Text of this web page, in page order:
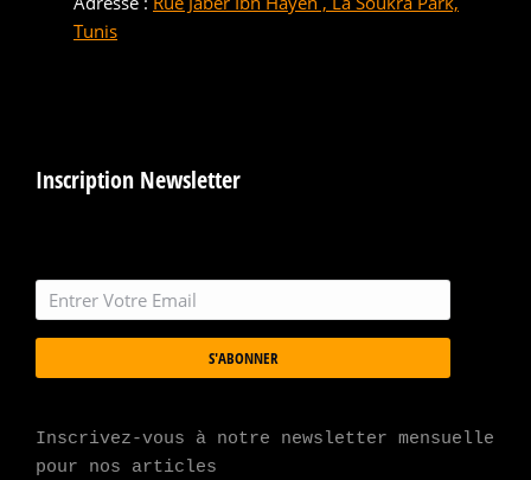
Tunis
Inscription Newsletter
S'ABONNER
Inscrivez-vous à notre newsletter mensuelle
pour nos articles